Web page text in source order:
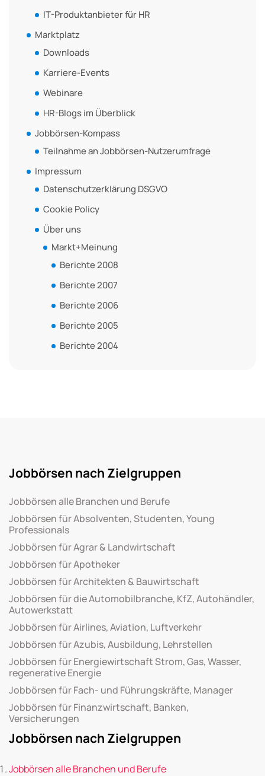
IT-Produktanbieter für HR
Marktplatz
Downloads
Karriere-Events
Webinare
HR-Blogs im Überblick
Jobbörsen-Kompass
Teilnahme an Jobbörsen-Nutzerumfrage
Impressum
Datenschutzerklärung DSGVO
Cookie Policy
Über uns
Markt+Meinung
Berichte 2008
Berichte 2007
Berichte 2006
Berichte 2005
Berichte 2004
Jobbörsen nach Zielgruppen
Jobbörsen alle Branchen und Berufe
Jobbörsen für Absolventen, Studenten, Young
Professionals
Jobbörsen für Agrar & Landwirtschaft
Jobbörsen für Apotheker
Jobbörsen für Architekten & Bauwirtschaft
Jobbörsen für die Automobilbranche, KfZ, Autohändler,
Autowerkstatt
Jobbörsen für Airlines, Aviation, Luftverkehr
Jobbörsen für Azubis, Ausbildung, Lehrstellen
Jobbörsen für Energiewirtschaft Strom, Gas, Wasser,
regenerative Energie
Jobbörsen für Fach- und Führungskräfte, Manager
Jobbörsen für Finanzwirtschaft, Banken,
Versicherungen
Jobbörsen nach Zielgruppen
Jobbörsen alle Branchen und Berufe